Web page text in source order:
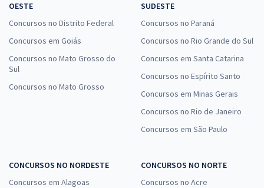
OESTE
Concursos no Distrito Federal
Concursos em Goiás
Concursos no Mato Grosso do
Sul
Concursos no Mato Grosso
SUDESTE
Concursos no Paraná
Concursos no Rio Grande do Sul
Concursos em Santa Catarina
Concursos no Espírito Santo
Concursos em Minas Gerais
Concursos no Rio de Janeiro
Concursos em São Paulo
CONCURSOS NO NORDESTE
Concursos em Alagoas
CONCURSOS NO NORTE
Concursos no Acre